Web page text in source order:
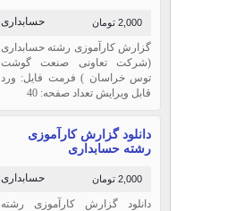
حسابداری 2,000 تومان
گزارش کارآموزی رشته حسابداری
(شرکت تعاونی صنعت گوشت
توس خراسان ) فرمت فایل: ورد
قابل ویرایش تعداد صفحه: 40
دانلود گزارش کارآموزی
رشته حسابداری
حسابداری 2,000 تومان
دانلود گزارش کارآموزی رشته